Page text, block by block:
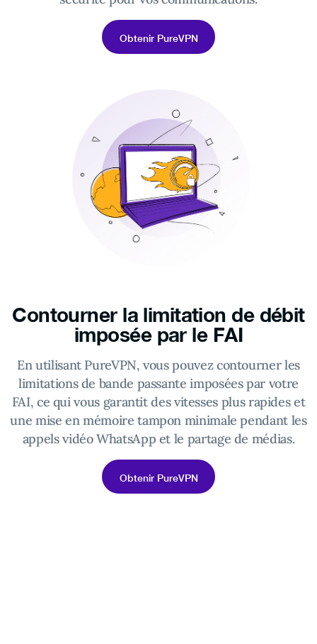
Obtenir PureVPN
Contourner la limitation de débit
imposée par le FAI
En utilisant PureVPN, vous pouvez contourner les
limitations de bande passante imposées par votre
FAI, ce qui vous garantit des vitesses plus rapides et
une mise en mémoire tampon minimale pendant les
appels vidéo WhatsApp et le partage de médias.
Obtenir PureVPN